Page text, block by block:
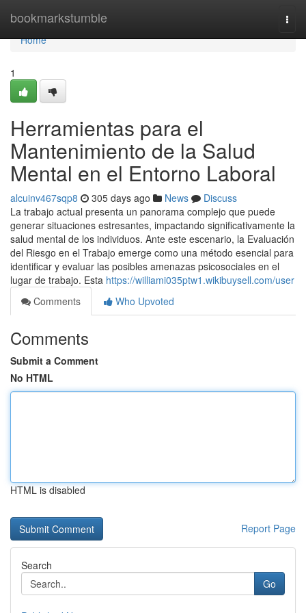
bookmarkstumble
Home
Home
1
Herramientas para el
Mantenimiento de la Salud
Mental en el Entorno Laboral
alcuinv467sqp8 305 days ago News
Discuss
La trabajo actual presenta un panorama complejo que puede
generar situaciones estresantes, impactando significativamente la
salud mental de los individuos. Ante este escenario, la Evaluación
del Riesgo en el Trabajo emerge como una método esencial para
identificar y evaluar las posibles amenazas psicosociales en el
lugar de trabajo. Esta https://williami035ptw1.wikibuysell.com/user
Comments
Who Upvoted
Comments
Submit a Comment
No HTML
HTML is disabled
Report Page
Search
Go